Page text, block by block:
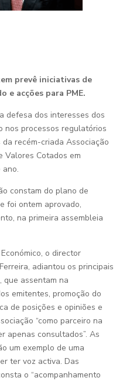
prevê iniciativas de
e acções para PME.
defesa dos interesses dos
nos processos regulatórios
recém-criada Associação
Valores Cotados em
ano.
constam do plano de
foi ontem aprovado,
na primeira assembleia
o director
adiantou os principais
que assentam na
emitentes, promoção do
de posições e opiniões e
“como parceiro na
apenas consultados”. As
um exemplo de uma
ter voz activa. Das
o “acompanhamento